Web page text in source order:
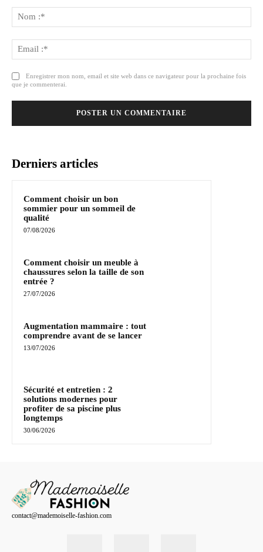
:
Enregistrer mon nom, email et site web dans ce navigateur pour la prochaine fois
que je commenterai.
Derniers articles
Comment choisir un bon
sommier pour un sommeil de
qualité
07/08/2026
Comment choisir un meuble à
chaussures selon la taille de son
entrée ?
27/07/2026
Augmentation mammaire : tout
comprendre avant de se lancer
13/07/2026
Sécurité et entretien : 2
solutions modernes pour
profiter de sa piscine plus
longtemps
30/06/2026
contact@mademoiselle-fashion.com